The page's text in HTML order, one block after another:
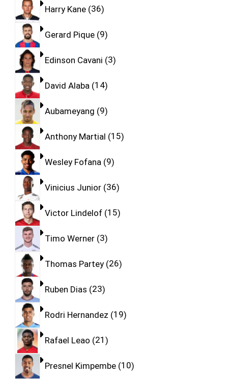
Harry Kane 36
Gerard Pique 9
Edinson Cavani 3
David Alaba 14
Aubameyang 9
Anthony Martial 15
Wesley Fofana 9
Vinicius Junior 36
Victor Lindelof 15
Timo Werner 3
Thomas Partey 26
Ruben Dias 23
Rodri Hernandez 19
Rafael Leao 21
Presnel Kimpembe 10